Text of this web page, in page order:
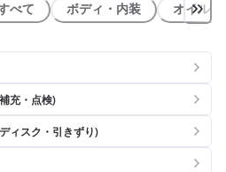
べて ボディ・内装 オイル類
充・点検)
ィスク・引きずり)